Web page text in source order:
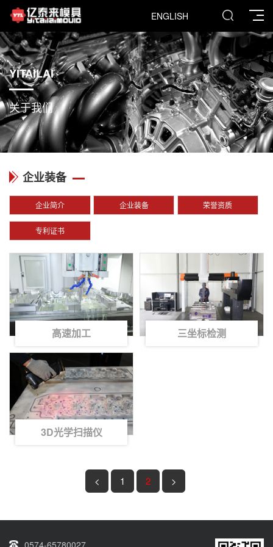
ENGLISH
YITAILAI
关于我们
企业装备
企业简介 企业装备 荣誉资质
专利证书
高速加工 三坐标检测
3D光学扫描仪
< 1 2 >